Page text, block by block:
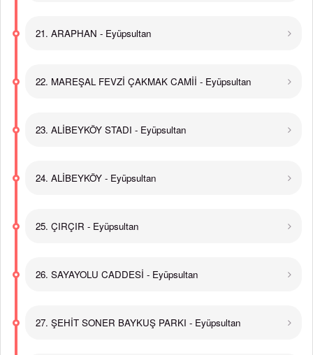
21. ARAPHAN - Eyüpsultan
22. MAREŞAL FEVZİ ÇAKMAK CAMİİ - Eyüpsultan
23. ALİBEYKÖY STADI - Eyüpsultan
24. ALİBEYKÖY - Eyüpsultan
25. ÇIRÇIR - Eyüpsultan
26. SAYAYOLU CADDESİ - Eyüpsultan
27. ŞEHİT SONER BAYKUŞ PARKI - Eyüpsultan